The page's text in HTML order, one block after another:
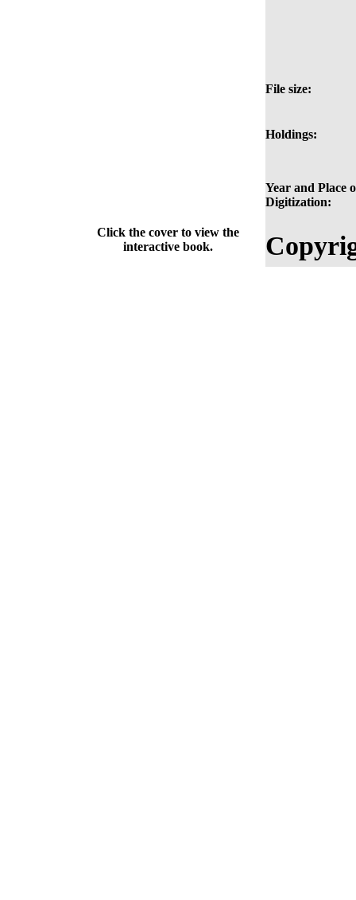
File size:
Holdings:
Year and Place
Digitization:
Click the cover to view the
interactive book.